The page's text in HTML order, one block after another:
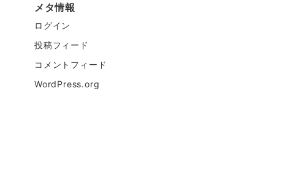
メタ情報
ログイン
投稿フィード
コメントフィード
WordPress.org